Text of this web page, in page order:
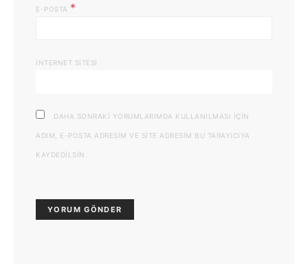
E-POSTA *
İNTERNET SITESI
DAHA SONRAKI YORUMLARIMDA KULLANILMASI IÇIN
ADIM, E-POSTA ADRESIM VE SITE ADRESIM BU TARAYICIYA
KAYDEDILSIN.